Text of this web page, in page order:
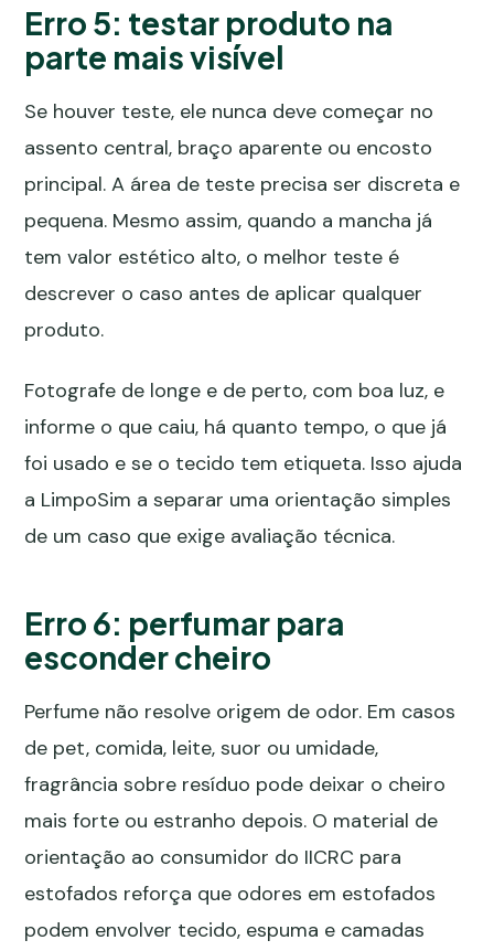
Erro 5: testar produto na
parte mais visível
Se houver teste, ele nunca deve começar no
assento central, braço aparente ou encosto
principal. A área de teste precisa ser discreta e
pequena. Mesmo assim, quando a mancha já
tem valor estético alto, o melhor teste é
descrever o caso antes de aplicar qualquer
produto.
Fotografe de longe e de perto, com boa luz, e
informe o que caiu, há quanto tempo, o que já
foi usado e se o tecido tem etiqueta. Isso ajuda
a LimpoSim a separar uma orientação simples
de um caso que exige avaliação técnica.
Erro 6: perfumar para
esconder cheiro
Perfume não resolve origem de odor. Em casos
de pet, comida, leite, suor ou umidade,
fragrância sobre resíduo pode deixar o cheiro
mais forte ou estranho depois. O material de
orientação ao consumidor do IICRC para
estofados reforça que odores em estofados
podem envolver tecido, espuma e camadas